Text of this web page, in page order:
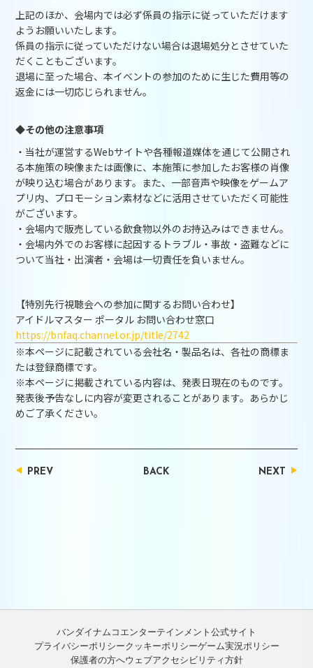
上記のほか、会場内では必ず係員の指示に従っていただけます
ようお願いいたします。
係員の指示に従っていただけない場合は退場処分とさせていた
だくこともございます。
退場に至った場合、本イベントの参加のために生じた費用等の
返金には一切応じられません。
◆その他の注意事項
・当社が運営するWebサイトや各種報道媒体を通じて公開され
る本施策の映像または画像に、本施策に参加したお客様の肖像
が映り込む場合があります。また、一部音声や映像をゲームア
プリ内、プロモーション素材などに活用させていただく可能性
がございます。
・会場内で販売している飲食物以外のお持込みはできません。
・会場内外でのお客様に起因するトラブル・事故・盗難などに
ついて当社・出演者・会場は一切責任を負いません。
【特別先行視聴会への参加に関するお問い合わせ】
アイドルマスター ポータル お問い合わせ窓口
https://bnfaq.channel.or.jp/title/2742
※本ページに記載されている会社名・製品名は、各社の商標ま
たは登録商標です。
※本ページに掲載されている内容は、発表日現在のものです。
発表後予告なしに内容が変更されることがあります。あらかじ
めご了承ください。
PREV BACK NEXT
バンダイナムコエンターテインメント公式サイト
プライバシーポリシークッキーポリシーゲーム実況ポリシー
保護者の方へウェブアクセシビリティ方針